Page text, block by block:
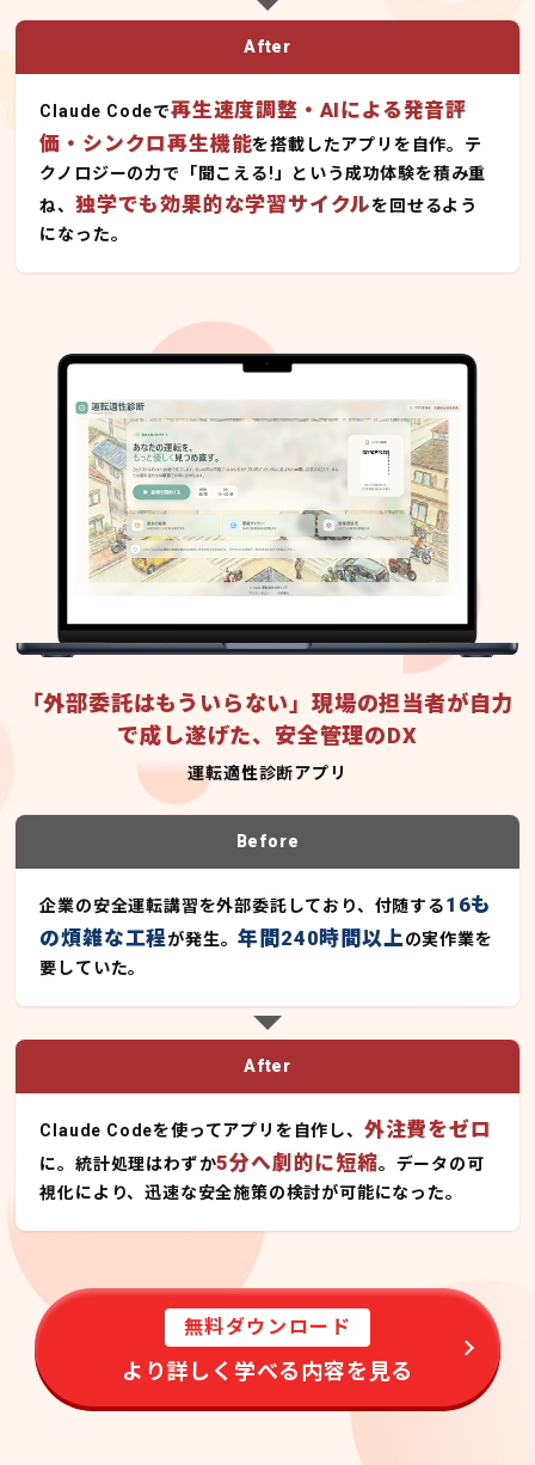
After
Claude Codeで再生速度調整・AIによる発音評
価・シンクロ再生機能を搭載したアプリを自作。テ
クノロジーの力で「聞こえる!」という成功体験を積み重
ね、独学でも効果的な学習サイクルを回せるよう
になった。
「外部委託はもういらない」現場の担当者が自力
で成し遂げた、安全管理のDX
運転適性診断アプリ
Before
企業の安全運転講習を外部委託しており、付随する16も
の煩雑な工程が発生。年間240時間以上の実作業を
要していた。
After
Claude Codeを使ってアプリを自作し、 外注費をゼロ
に。統計処理はわずか5分へ劇的に短縮。データの可
視化により、迅速な安全施策の検討が可能になった。
無料ダウンロード
より詳しく学べる内容を見る